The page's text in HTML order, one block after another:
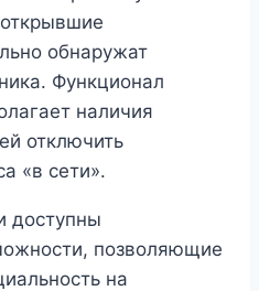
обнаружат
Функционал
наличия
отключить
«в сети».
доступны
позволяющие
на